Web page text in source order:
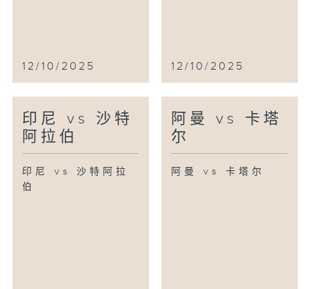
12/10/2025 12/10/2025
印尼 vs 沙特
阿拉伯
印尼 vs 沙特阿拉
伯
阿曼 vs 卡塔
尔
阿曼 vs 卡塔尔